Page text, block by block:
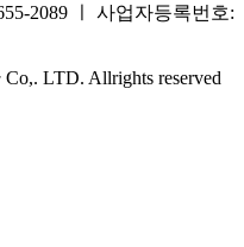
2089 ㅣ 사업자등록번호:
LTD. Allrights reserved